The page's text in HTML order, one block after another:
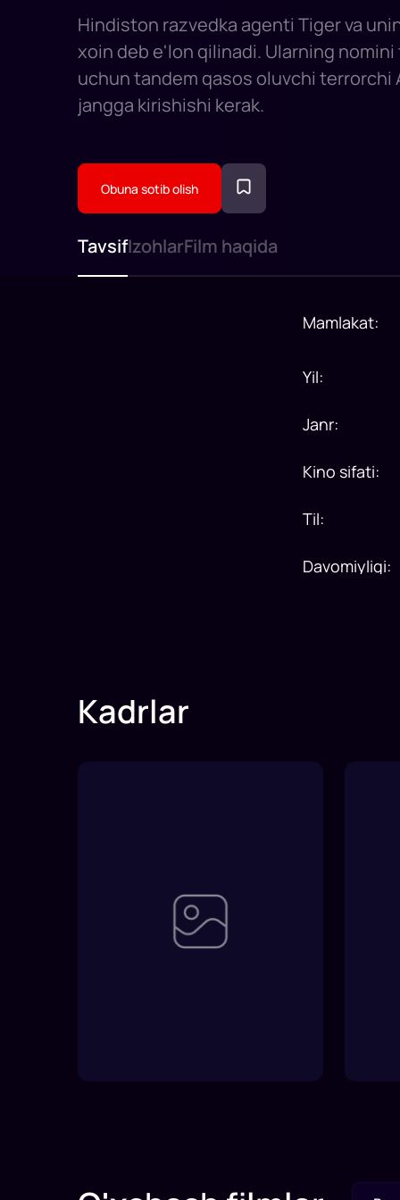
Hindiston razvedka agenti Tiger va
xoin deb e'lon qilinadi. Ularning
uchun tandem qasos oluvchi terrorchi
jangga kirishishi kerak.
Obuna sotib olish
TavsifIzohlarFilm haqida
Mamlakat:
Yil:
Janr:
Kino sifati:
Til:
Davomiyligi:
Kadrlar